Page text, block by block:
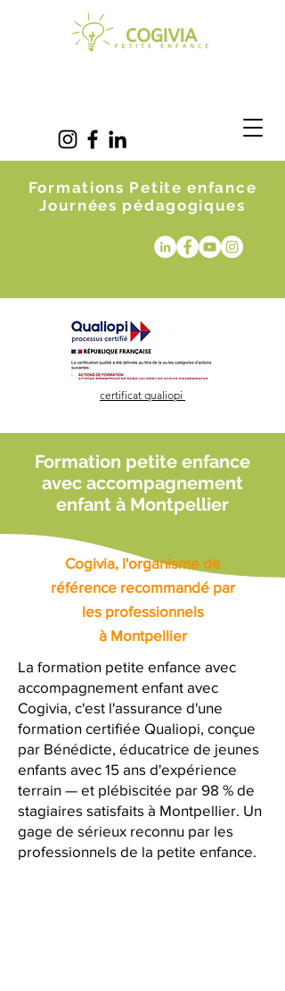
Formations Petite enfance
Journées pédagogiques
certificat qualiopi
Formation petite enfance
avec accompagnement
enfant à Montpellier
Cogivia, l'organisme de
référence recommandé par
les professionnels
à Montpellier
La formation petite enfance avec
accompagnement enfant avec
Cogivia, c'est l'assurance d'une
formation certifiée Qualiopi, conçue
par Bénédicte, éducatrice de jeunes
enfants avec 15 ans d'expérience
terrain — et plébiscitée par 98 % de
stagiaires satisfaits à Montpellier. Un
gage de sérieux reconnu par les
professionnels de la petite enfance.